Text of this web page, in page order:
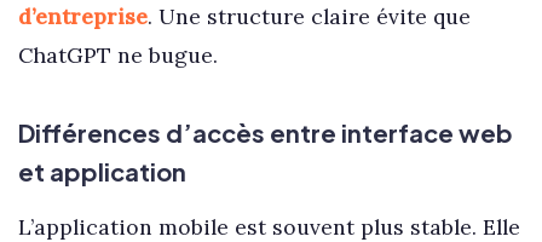
d’entreprise. Une structure claire évite que
ChatGPT ne bugue.
Différences d’accès entre interface web
et application
L’application mobile est souvent plus stable. Elle